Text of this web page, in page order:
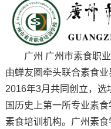
广州 广州市素食职
由蝉友圈牵头联合素食
2016年3月共同创立，选
国历史上第一所专业素
素食培训机构。广州素